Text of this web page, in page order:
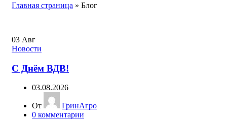
Главная страница » Блог
03 Авг
Новости
С Днём ВДВ!
03.08.2026
От
ГринАгро
0 комментарии